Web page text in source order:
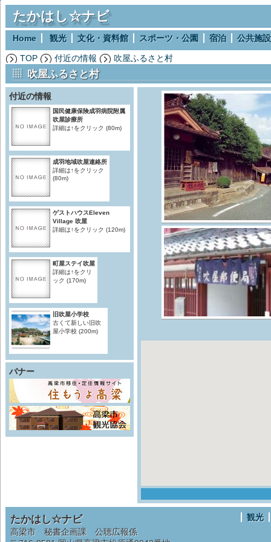
たかはし☆ナビ
Home 観光 文化・資料館 スポーツ・公園 宿泊 公共施設
TOP 付近の情報 吹屋ふるさと村
吹屋ふるさと村
付近の情報
国民健康保険成羽病院附属
吹屋診療所
詳細は↑をクリック (80m)
成羽地域吹屋連絡所
詳細は↑をクリック
(80m)
ゲストハウスEleven
Village 吹屋
詳細は↑をクリック (120m)
町屋ステイ吹屋
詳細は↑をクリ
ック (170m)
旧吹屋小学校
古くて新しい旧吹
屋小学校 (200m)
バナー
たかはし☆ナビ
観光
高梁市 秘書企画課 公聴広報係